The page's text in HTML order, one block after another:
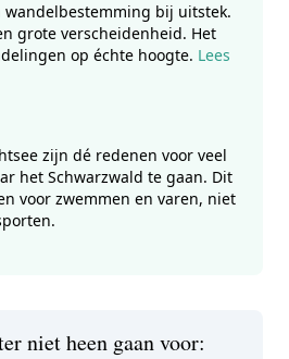
wandelbestemming bij uitstek.
grote verscheidenheid. Het
op échte hoogte. Lees
zijn dé redenen voor veel
het Schwarzwald te gaan. Dit
voor zwemmen en varen, niet
niet heen gaan voor: